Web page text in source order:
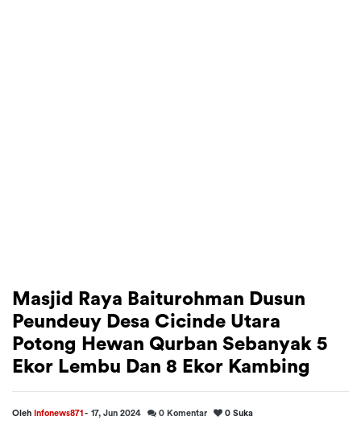
Masjid Raya Baiturohman Dusun
Peundeuy Desa Cicinde Utara
Potong Hewan Qurban Sebanyak 5
Ekor Lembu Dan 8 Ekor Kambing
Oleh Infonews871 - 17, Jun 2024 0 Komentar 0 Suka